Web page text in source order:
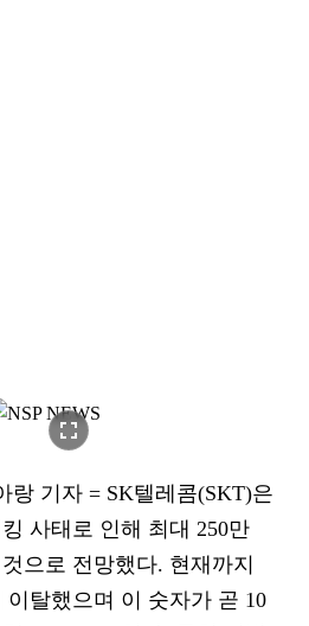
fullscreen
랑 기자 = SK텔레콤(SKT)은
사태로 인해 최대 250만
으로 전망했다. 현재까지
이탈했으며 이 숫자가 곧 10